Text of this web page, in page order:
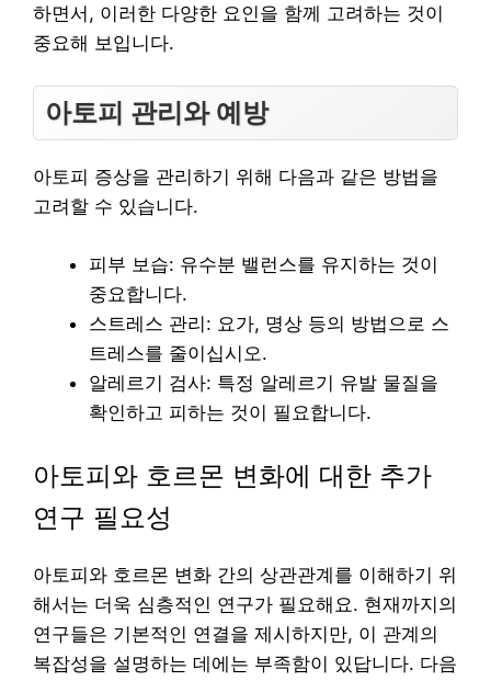
하면서, 이러한 다양한 요인을 함께 고려하는 것이
중요해 보입니다.
아토피 관리와 예방
아토피 증상을 관리하기 위해 다음과 같은 방법을
고려할 수 있습니다.
피부 보습: 유수분 밸런스를 유지하는 것이
중요합니다.
스트레스 관리: 요가, 명상 등의 방법으로 스
트레스를 줄이십시오.
알레르기 검사: 특정 알레르기 유발 물질을
확인하고 피하는 것이 필요합니다.
아토피와 호르몬 변화에 대한 추가
연구 필요성
아토피와 호르몬 변화 간의 상관관계를 이해하기 위
해서는 더욱 심층적인 연구가 필요해요. 현재까지의
연구들은 기본적인 연결을 제시하지만, 이 관계의
복잡성을 설명하는 데에는 부족함이 있답니다. 다음